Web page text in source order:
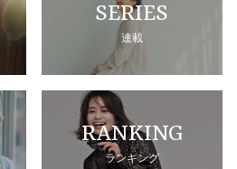
SERIES
連載
RANKING
ランキング